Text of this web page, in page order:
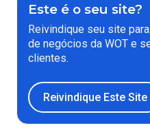
Este é o seu site?
Reivindique seu site
de negócios da WOT e
clientes.
Reivindique Este Site